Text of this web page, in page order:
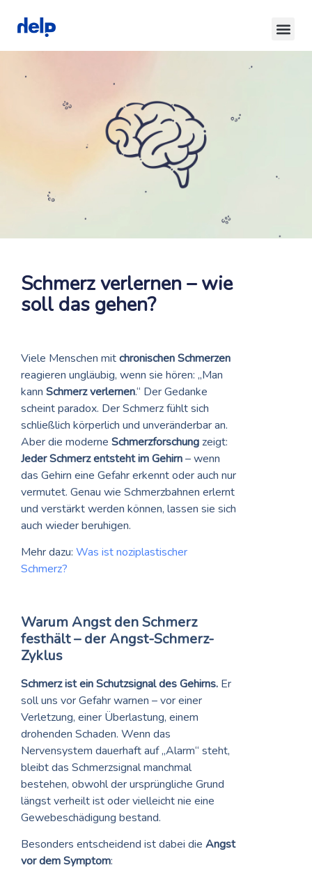
Schmerz verlernen – wie
soll das gehen?
Viele Menschen mitchronischen Schmerzen
reagieren ungläubig, wenn sie hören: „Man
kann Schmerz verlernen.“ Der Gedanke
scheint paradox. Der Schmerz fühlt sich
schließlich körperlich und unveränderbar an.
Aber die moderne Schmerzforschungzeigt:
Jeder Schmerz entsteht im Gehirn– wenn
das Gehirn eine Gefahr erkennt oder auch nur
vermutet. Genau wie Schmerzbahnen erlernt
und verstärkt werden können, lassen sie sich
auch wieder beruhigen.
Mehr dazu: Was ist noziplastischer
Schmerz?
Warum Angst den Schmerz
festhält – der Angst-Schmerz-
Zyklus
Schmerz ist ein Schutzsignal des Gehirns. Er
soll uns vor Gefahr warnen – vor einer
Verletzung, einer Überlastung, einem
drohenden Schaden. Wenn das
Nervensystem dauerhaft auf „Alarm“ steht,
bleibt das Schmerzsignal manchmal
bestehen, obwohl der ursprüngliche Grund
längst verheilt ist oder vielleicht nie eine
Gewebeschädigung bestand.
Besonders entscheidend ist dabei die Angst
vor dem Symptom: